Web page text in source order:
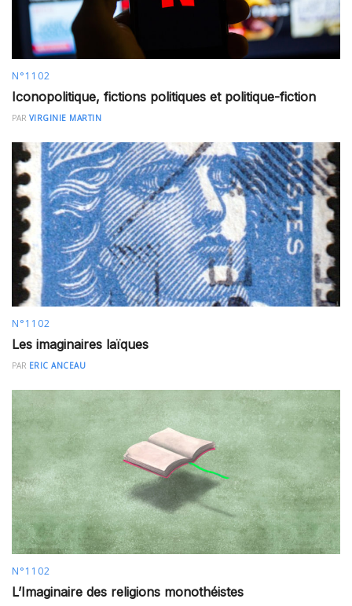
N°1102
Iconopolitique, fictions politiques et politique-fiction
PAR VIRGINIE MARTIN
N°1102
Les imaginaires laïques
PAR ERIC ANCEAU
N°1102
L’Imaginaire des religions monothéistes